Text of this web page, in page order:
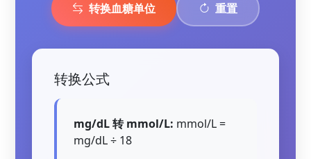
转换血糖单位 重置
转换公式
mg/dL 转 mmol/L: mmol/L =
mg/dL ÷ 18